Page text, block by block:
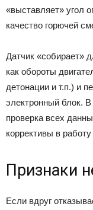
«выставляет» угол
качество горючей
Датчик «собирает»
как обороты
детонации и т.п.) и
электронный блок.
проверка всех
коррективы в
Признаки
Если вдруг